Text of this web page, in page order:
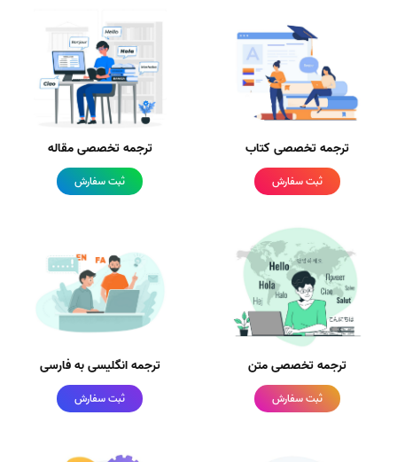
ترجمه تخصصی کتاب
ثبت سفارش
ترجمه تخصصی مقاله
ثبت سفارش
ترجمه تخصصی متن
ثبت سفارش
ترجمه انگلیسی به فارسی
ثبت سفارش